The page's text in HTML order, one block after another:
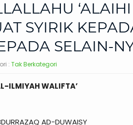
SYIRIK
SELAIN-
: Tak Berkategori
ILMIYAH WALIFTA’
AD-DUWAISY